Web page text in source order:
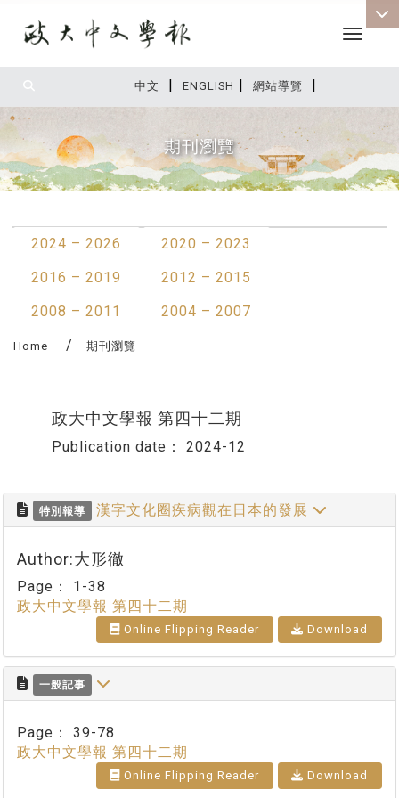
中文 | ENGLISH | 網站導覽 |
Toggle
期刊瀏覽
2024 – 2026
2020 – 2023
2016 – 2019
2012 – 2015
2008 – 2011
2004 – 2007
Home 期刊瀏覽
政大中文學報 第四十二期
Publication date： 2024-12
特別報導 漢字文化圈疾病觀在日本的發展
Author:大形徹
Page： 1-38
政大中文學報 第四十二期
Online Flipping Reader Download
一般記事
Page： 39-78
政大中文學報 第四十二期
Online Flipping Reader Download